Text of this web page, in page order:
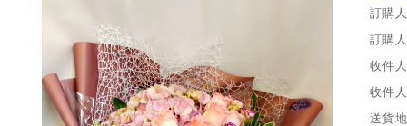
訂購
訂購
收件
收件
送貨